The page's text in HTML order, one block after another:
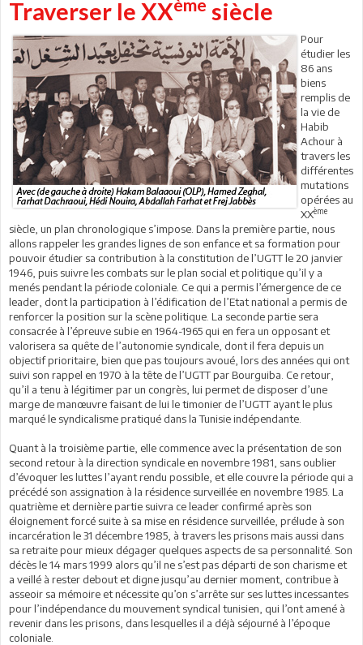
Traverser le XXème siècle
Pour
étudier les
86 ans
biens
remplis de
la vie de
Habib
Achour à
travers les
différentes
mutations
opérées au
XXème
siècle, un plan chronologique s’impose. Dans la première partie, nous
allons rappeler les grandes lignes de son enfance et sa formation pour
pouvoir étudier sa contribution à la constitution de l’UGTT le 20 janvier
1946, puis suivre les combats sur le plan social et politique qu’il y a
menés pendant la période coloniale. Ce qui a permis l’émergence de ce
leader, dont la participation à l’édification de l’Etat national a permis de
renforcer la position sur la scène politique. La seconde partie sera
consacrée à l’épreuve subie en 1964-1965 qui en fera un opposant et
valorisera sa quête de l’autonomie syndicale, dont il fera depuis un
objectif prioritaire, bien que pas toujours avoué, lors des années qui ont
suivi son rappel en 1970 à la tête de l’UGTT par Bourguiba. Ce retour,
qu’il a tenu à légitimer par un congrès, lui permet de disposer d’une
marge de manœuvre faisant de lui le timonier de l’UGTT ayant le plus
marqué le syndicalisme pratiqué dans la Tunisie indépendante.
Quant à la troisième partie, elle commence avec la présentation de son
second retour à la direction syndicale en novembre 1981, sans oublier
d’évoquer les luttes l’ayant rendu possible, et elle couvre la période qui a
précédé son assignation à la résidence surveillée en novembre 1985. La
quatrième et dernière partie suivra ce leader confirmé après son
éloignement forcé suite à sa mise en résidence surveillée, prélude à son
incarcération le 31 décembre 1985, à travers les prisons mais aussi dans
sa retraite pour mieux dégager quelques aspects de sa personnalité. Son
décès le 14 mars 1999 alors qu’il ne s’est pas départi de son charisme et
a veillé à rester debout et digne jusqu’au dernier moment, contribue à
asseoir sa mémoire et nécessite qu’on s’arrête sur ses luttes incessantes
pour l’indépendance du mouvement syndical tunisien, qui l’ont amené à
revenir dans les prisons, dans lesquelles il a déjà séjourné à l’époque
coloniale.